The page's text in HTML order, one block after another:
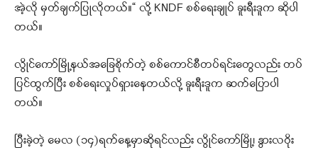
အဲ့လို မှတ်ချက်ပြုလိုတယ်။“ လို့ KNDF စစ်ရေးချုပ် ခူးရီးဒူက ဆိုပါ
တယ်။
လွိုင်ကော်မြို့နယ်အခြေစိုက်တဲ့ စစ်ကောင်စီတပ်ရင်းတွေလည်း တပ်
ပြင်ထွက်ပြီး စစ်ရေးလှုပ်ရှားနေတယ်လို့ ခူးရီးဒူက ဆက်ပြောပါ
တယ်။
ပြီးခဲ့တဲ့ မေလ (၁၄)ရက်နေ့မှာဆိုရင်လည်း လွိုင်ကော်မြို့၊ နွားလဝိုး